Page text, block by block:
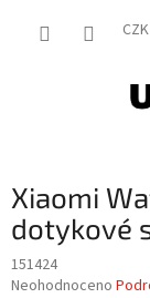
CZK
Xiaomi
dotykové
151424
Průměrné
Neohodnoceno